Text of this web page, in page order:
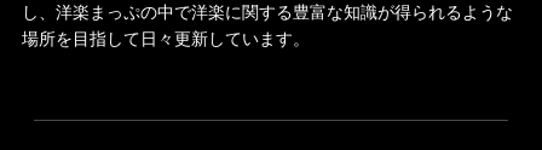
し、洋楽まっぷの中で洋楽に関する豊富な知識が得られるような
場所を目指して日々更新しています。